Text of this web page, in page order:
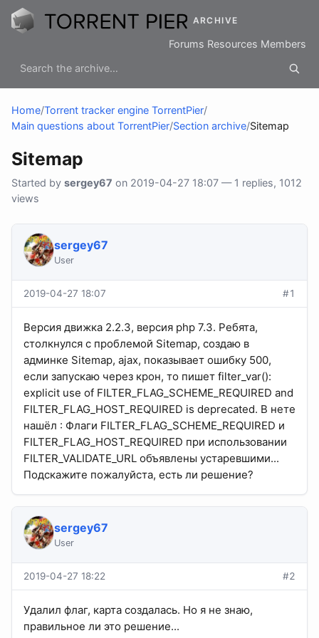
ARCHIVE
Forums Resources Members
Home/Torrent tracker engine TorrentPier/
Main questions about TorrentPier/Section archive/Sitemap
Sitemap
Started by sergey67 on 2019-04-27 18:07 — 1 replies, 1012
views
sergey67
User
2019-04-27 18:07 #1
Версия движка 2.2.3, версия php 7.3. Ребята,
столкнулся с проблемой Sitemap, создаю в
админке Sitemap, ajax, показывает ошибку 500,
если запускаю через крон, то пишет filter_var():
explicit use of FILTER_FLAG_SCHEME_REQUIRED and
FILTER_FLAG_HOST_REQUIRED is deprecated. В нете
нашёл : Флаги FILTER_FLAG_SCHEME_REQUIRED и
FILTER_FLAG_HOST_REQUIRED при использовании
FILTER_VALIDATE_URL объявлены устаревшими...
Подскажите пожалуйста, есть ли решение?
sergey67
User
2019-04-27 18:22 #2
Удалил флаг, карта создалась. Но я не знаю,
правильное ли это решение...